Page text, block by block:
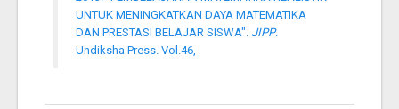
UNTUK MENINGKATKAN DAYA MATEMATIKA
DAN PRESTASI BELAJAR SISWA". JIPP.
Undiksha Press. Vol.46,